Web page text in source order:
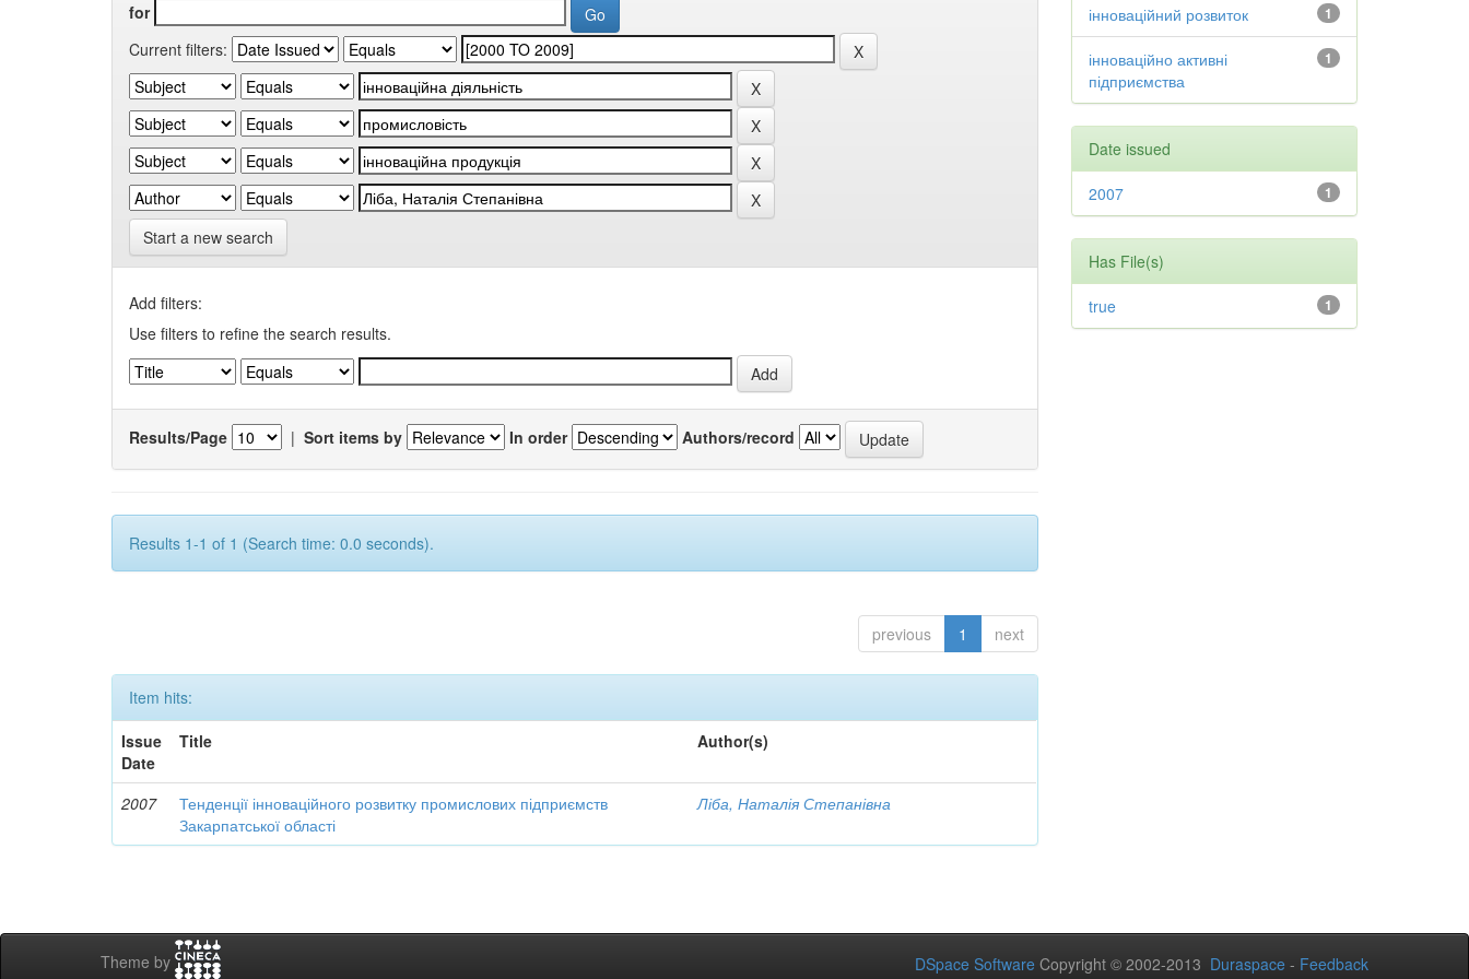
for
Current filters:
Start a new search
Add filters:
Use filters to refine the search results.
Results/Page | Sort items by In order Authors/record
Results 1-1 of 1 (Search time: 0.0 seconds).
previous 1 next
Item hits:
Issue
Date
Title Author(s)
2007
Тенденції інноваційного розвитку промислових підприємств
Закарпатської області
Ліба, Наталія Степанівна
1
інноваційний розвиток
1
інноваційно активні
підприємства
Date issued
1
2007
Has File(s)
1
true
Theme by DSpace Software Copyright © 2002-2013 Duraspace - Feedback